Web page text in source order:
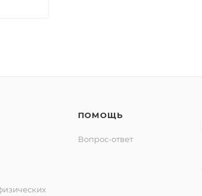
ПОМОЩЬ
Вопрос-ответ